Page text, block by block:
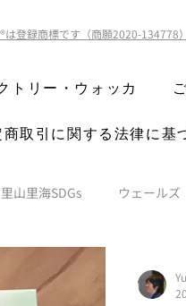
は登録商標です（商願2020-134778）
トリー・ウォッカ
商取引に関する法律に基
里山里海SDGs ウェールズ